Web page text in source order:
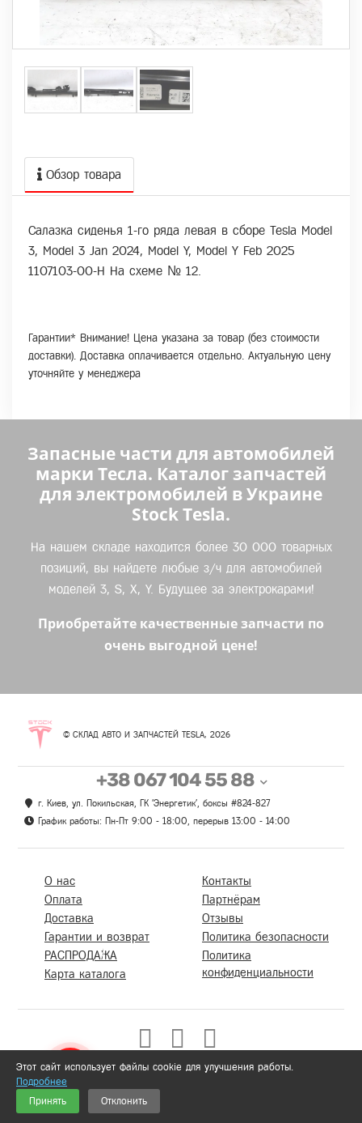
Обзор товара
Салазка сиденья 1-го ряда левая в сборе Tesla Model
3, Model 3 Jan 2024, Model Y, Model Y Feb 2025
1107103-00-H На схеме № 12.
Гарантии* Внимание! Цена указана за товар (без стоимости
доставки). Доставка оплачивается отдельно. Актуальную цену
уточняйте у менеджера
Запасные части для автомобилей
марки Тесла. Каталог запчастей
для электромобилей в Украине
Stock Tesla.
На нашем складе находится более 30 000 товарных
позиций, вы найдете любые з/ч для автомобилей
моделей 3, S, X, Y. Будущее за электрокарами!
Приобретайте качественные запчасти по
очень выгодной цене!
© СКЛАД АВТО И ЗАПЧАСТЕЙ TESLA, 2026
+38 067 104 55 88
г. Киев, ул. Покильская, ГК 'Энергетик', боксы #824-827
График работы: Пн-Пт 9:00 - 18:00, перерыв 13:00 - 14:00
О нас
Оплата
Доставка
Гарантии и возврат
РАСПРОДАЖА
Карта каталога
Контакты
Партнёрам
Отзывы
Политика безопасности
Политика
конфиденциальности
Этот сайт использует файлы cookie для улучшения работы.
Подробнее
Принять
Отклонить